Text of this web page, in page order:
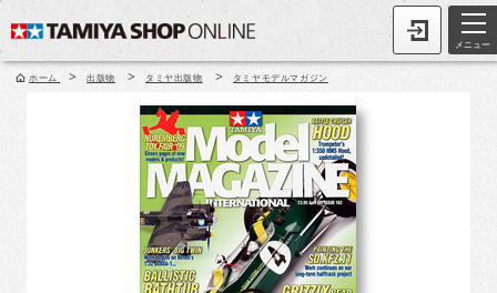
メニュー
ホーム > 出版物 > タミヤ出版物 > タミヤモデルマガジン